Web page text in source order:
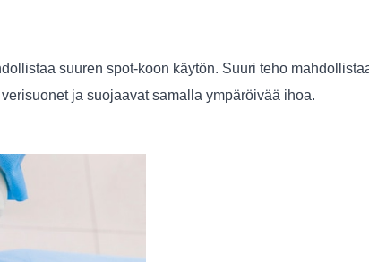
suuren spot-koon käytön. Suuri teho
ja suojaavat samalla ympäröivää ihoa.